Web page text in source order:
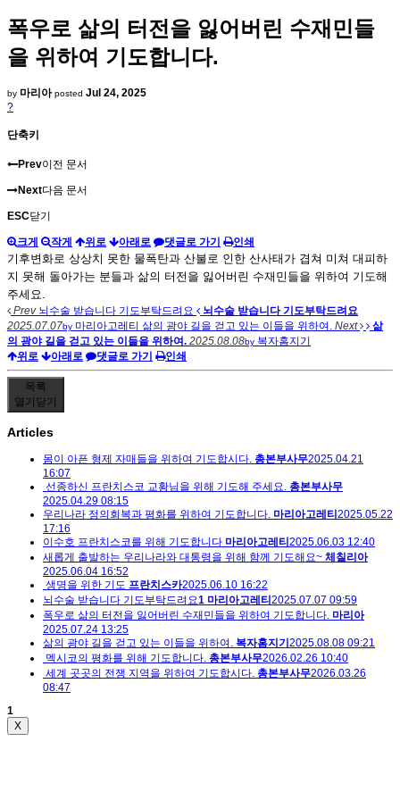
폭우로 삶의 터전을 잃어버린 수재민들
을 위하여 기도합니다.
by 마리아 posted Jul 24, 2025
?
단축키
Prev이전 문서
Next다음 문서
ESC닫기
크게 작게 위로 아래로 댓글로 가기 인쇄
기후변화로 상상치 못한 물폭탄과 산불로 인한 산사태가 겹쳐 미쳐 대피하
지 못해 돌아가는 분들과 삶의 터전을 잃어버린 수재민들을 위하여 기도해
주세요.
Prev뇌수술 받습니다 기도부탁드려요
뇌수술 받습니다 기도부탁드려요
2025.07.07by 마리아고레티 삶의 광야 길을 걷고 있는 이들을 위하여. Next
삶
의 광야 길을 걷고 있는 이들을 위하여. 2025.08.08by 복자홈지기
위로
아래로 댓글로 가기 인쇄
목록
열기 닫기
Articles
몸이 아픈 형제 자매들을 위하여 기도합시다. 총본부사무2025.04.21
16:07
선종하신 프란치스코 교황님을 위해 기도해 주세요. 총본부사무
2025.04.29 08:15
우리나라 정의회복과 평화를 위하여 기도합니다. 마리아고레티 2025.05.22
17:16
이수호 프란치스코를 위해 기도합니다 마리아고레티 2025.06.03 12:40
새롭게 출발하는 우리나라와 대통령을 위해 함께 기도해요~ 체칠리아
2025.06.04 16:52
생명을 위한 기도 프란치스카2025.06.10 16:22
뇌수술 받습니다 기도부탁드려요1 마리아고레티 2025.07.07 09:59
폭우로 삶의 터전을 잃어버린 수재민들을 위하여 기도합니다. 마리아
2025.07.24 13:25
삶의 광야 길을 걷고 있는 이들을 위하여. 복자홈지기 2025.08.08 09:21
멕시코의 평화를 위해 기도합니다. 총본부사무2026.02.26 10:40
세계 곳곳의 전쟁 지역을 위하여 기도합시다. 총본부사무2026.03.26
08:47
1
X